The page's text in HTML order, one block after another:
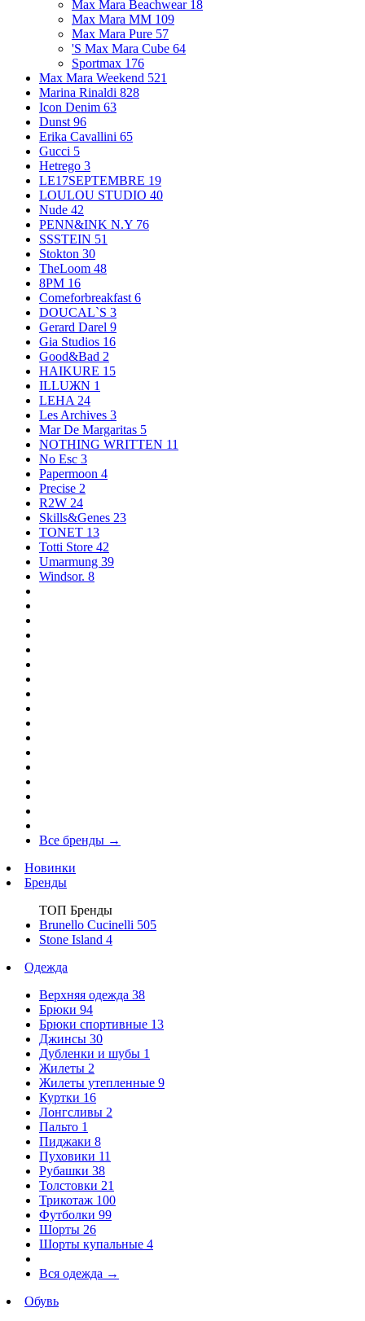
Max Mara Beachwear 18
Max Mara MM 109
Max Mara Pure 57
'S Max Mara Cube 64
Sportmax 176
Max Mara Weekend 521
Marina Rinaldi 828
Icon Denim 63
Dunst 96
Erika Cavallini 65
Gucci 5
Hetrego 3
LE17SEPTEMBRE 19
LOULOU STUDIO 40
Nude 42
PENN&INK N.Y 76
SSSTEIN 51
Stokton 30
TheLoom 48
8PM 16
Comeforbreakfast 6
DOUCAL`S 3
Gerard Darel 9
Gia Studios 16
Good&Bad 2
HAIKURE 15
ILLUЖN 1
LEHA 24
Les Archives 3
Mar De Margaritas 5
NOTHING WRITTEN 11
No Esc 3
Papermoon 4
Precise 2
R2W 24
Skills&Genes 23
TONET 13
Totti Store 42
Umarmung 39
Windsor. 8
Все бренды →
Новинки
Бренды
ТОП Бренды
Brunello Cucinelli 505
Stone Island 4
Одежда
Верхняя одежда 38
Брюки 94
Брюки спортивные 13
Джинсы 30
Дубленки и шубы 1
Жилеты 2
Жилеты утепленные 9
Куртки 16
Лонгсливы 2
Пальто 1
Пиджаки 8
Пуховики 11
Рубашки 38
Толстовки 21
Трикотаж 100
Футболки 99
Шорты 26
Шорты купальные 4
Вся одежда →
Обувь